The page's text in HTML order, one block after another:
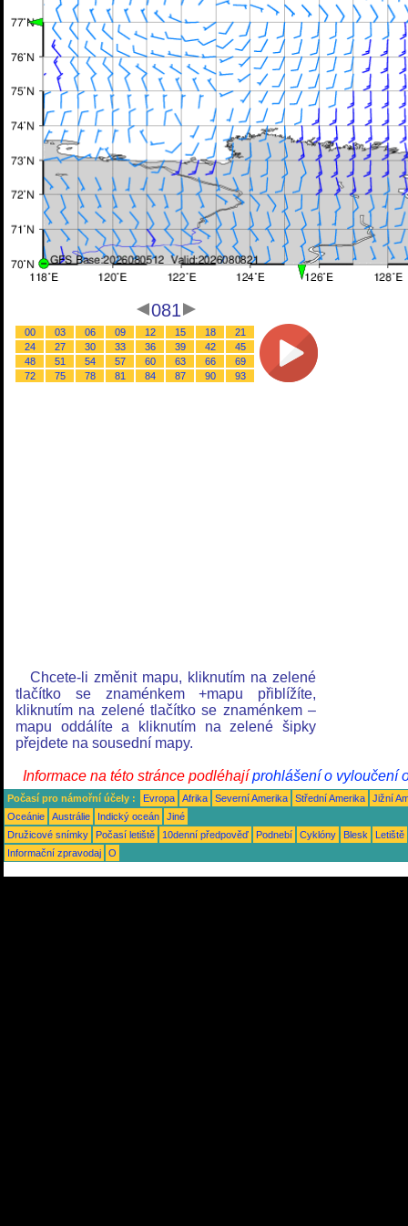
081
00 03 06 09 12 15 18
21
24
27 30 33 36 39 42
45
48
51 54 57 60 63 66
69
72
75 78 81 84 87 90 93
Chcete-li změnit mapu, kliknutím na zelené
tlačítko se znaménkem +mapu přiblížíte,
kliknutím na zelené tlačítko se znaménkem –
mapu oddálíte a kliknutím na zelené šipky
přejdete na sousední mapy.
Informace na této stránce podléhajíprohlášení o vyloučení
Počasí pro námořní účely : Evropa Afrika Severní Amerika Střední Amerika
Jižní
Oceánie
Austrálie Indický oceán
Jiné
Družicové snímky
Počasí letiště 10denní předpověď Podnebí Cyklóny Blesk
Letiště
Informační zpravodaj
O